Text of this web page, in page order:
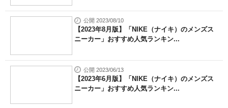
公開 2023/08/10
【2023年8月版】「NIKE（ナイキ）のメンズス
ニーカー」おすすめ人気ランキン...
公開 2023/06/13
【2023年6月版】「NIKE（ナイキ）のメンズス
ニーカー」おすすめ人気ランキン...